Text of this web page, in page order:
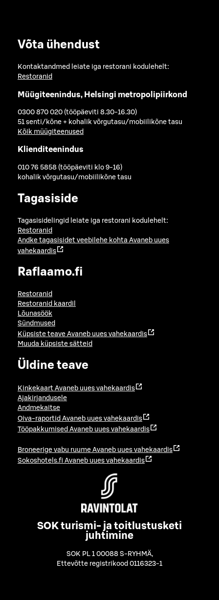
Võta ühendust
Kontaktandmed leiate iga restorani kodulehelt:
Restoranid
Müügiteenindus, Helsingi metropolipiirkond
0300 870 020 (tööpäeviti 8.30-16.30)
51 senti/kõne + kohalik võrgutasu/mobiilikõne tasu
Kõik müügiteenused
Klienditeenindus
010 76 5858 (tööpäeviti klo 9-16)
kohalik võrgutasu/mobiilikõne tasu
Tagasiside
Tagasisidelingid leiate iga restorani kodulehelt:
Restoranid
Andke tagasisidet veebilehe kohta Avaneb uues
vahekaardis
Raflaamo.fi
Restoranid
Restoranid kaardil
Lõunasöök
Sündmused
Küpsiste teave Avaneb uues vahekaardis
Muuda küpsiste sätteid
Üldine teave
Kinkekaart Avaneb uues vahekaardis
Ajakirjandusele
Andmekaitse
Oiva-raportid Avaneb uues vahekaardis
Tööpakkumised Avaneb uues vahekaardis
Broneerige vabu ruume Avaneb uues vahekaardis
Sokoshotels.fi Avaneb uues vahekaardis
SOK turismi- ja toitlustusketi
juhtimine
SOK PL 1 00088 S-RYHMÄ,
Ettevõtte registrikood 0116323-1